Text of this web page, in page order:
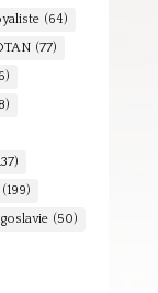
(64)
(77)
(199)
(50)